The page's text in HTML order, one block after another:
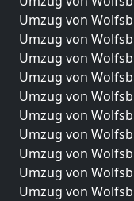
Umzug von
Umzug von
Umzug von
Umzug von
Umzug von
Umzug von
Umzug von
Umzug von
Umzug von
Umzug von